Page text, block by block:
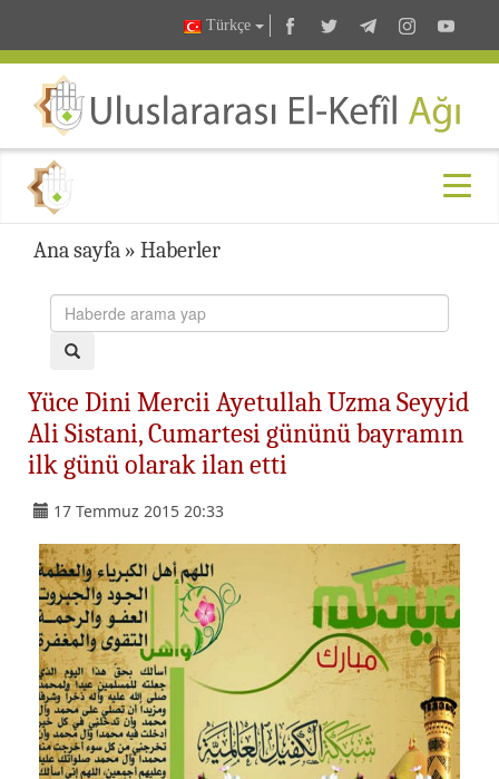
Türkçe
Ana sayfa » Haberler
Yüce Dini Mercii Ayetullah Uzma Seyyid
Ali Sistani, Cumartesi gününü bayramın
ilk günü olarak ilan etti
17 Temmuz 2015 20:33